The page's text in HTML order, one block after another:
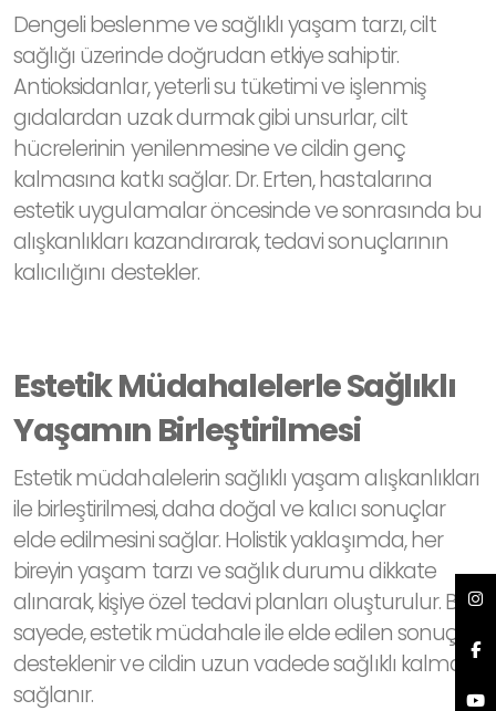
Dengeli beslenme ve sağlıklı yaşam tarzı, cilt
sağlığı üzerinde doğrudan etkiye sahiptir.
Antioksidanlar, yeterli su tüketimi ve işlenmiş
gıdalardan uzak durmak gibi unsurlar, cilt
hücrelerinin yenilenmesine ve cildin genç
kalmasına katkı sağlar. Dr. Erten, hastalarına
estetik uygulamalar öncesinde ve sonrasında bu
alışkanlıkları kazandırarak, tedavi sonuçlarının
kalıcılığını destekler.
Estetik Müdahalelerle Sağlıklı
Yaşamın Birleştirilmesi
Estetik müdahalelerin sağlıklı yaşam alışkanlıkları
ile birleştirilmesi, daha doğal ve kalıcı sonuçlar
elde edilmesini sağlar. Holistik yaklaşımda, her
bireyin yaşam tarzı ve sağlık durumu dikkate
alınarak, kişiye özel tedavi planları oluşturulur. Bu
sayede, estetik müdahale ile elde edilen sonuçlar
desteklenir ve cildin uzun vadede sağlıklı kalması
sağlanır.